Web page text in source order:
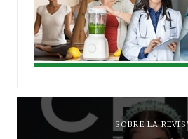
SOBRE LA